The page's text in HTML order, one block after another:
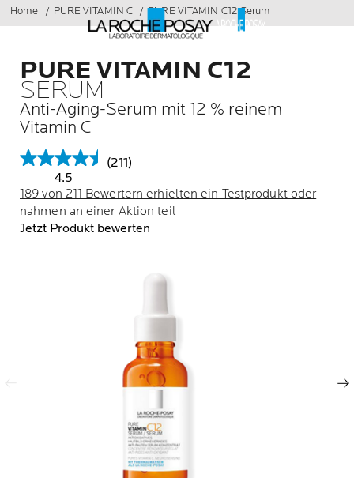
Home PURE VITAMIN C PURE VITAMIN C12 Serum
PURE VITAMIN C12
SERUM
Anti-Aging-Serum mit 12 % reinem
Vitamin C
4.5
(211)
189 von 211 Bewertern erhielten ein Testprodukt oder
nahmen an einer Aktion teil
Jetzt Produkt bewerten
Nächster Eintrag